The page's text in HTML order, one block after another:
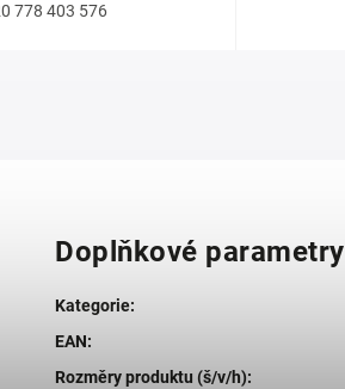
778 403 576
Doplňkové parametry
Kategorie:
EAN:
Rozměry produktu (š/v/h):